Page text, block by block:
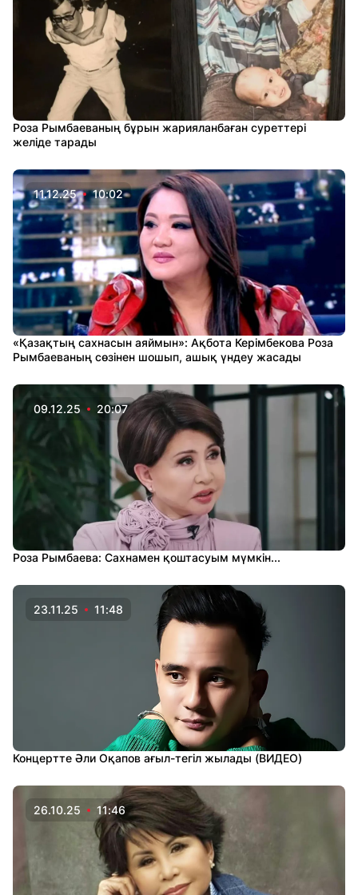
Роза Рымбаеваның бұрын жарияланбаған суреттері
желіде тарады
11.12.25 10:02
«Қазақтың сахнасын аяймын»: Ақбота Керімбекова Роза
Рымбаеваның сөзінен шошып, ашық үндеу жасады
09.12.25 20:07
Роза Рымбаева: Сахнамен қоштасуым мүмкін...
23.11.25 11:48
Концертте Әли Оқапов ағыл-тегіл жылады (ВИДЕО)
26.10.25 11:46